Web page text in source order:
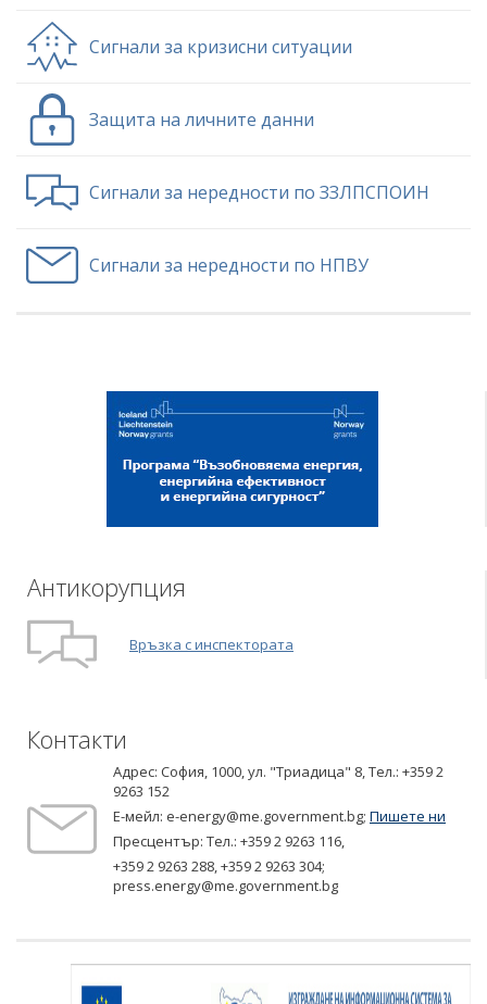
Сигнали за кризисни ситуации
Защита на личните данни
Сигнали за нередности по ЗЗЛПСПОИН
Сигнали за нередности по НПВУ
Антикорупция
Връзка с инспектората
Контакти
Адрес: София, 1000, ул. "Триадица" 8,Tел.: +359 2
9263 152
Е-мейл: e-energy@me.government.bg; Пишете ни
Пресцентър: Тел.: +359 2 9263 116,
+359 2 9263 288,+359 2 9263 304;
press.energy@me.government.bg